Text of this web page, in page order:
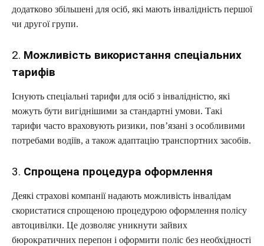
додатково збільшені для осіб, які мають інвалідність першої
чи другої групи.
2. Можливість використання спеціальних
тарифів
Існують спеціальні тарифи для осіб з інвалідністю, які
можуть бути вигіднішими за стандартні умови. Такі
тарифи часто враховують ризики, пов’язані з особливими
потребами водіїв, а також адаптацію транспортних засобів.
3. Спрощена процедура оформлення
Деякі страхові компанії надають можливість інвалідам
скористатися спрощеною процедурою оформлення полісу
автоцивілки. Це дозволяє уникнути зайвих
бюрократичних перепон і оформити поліс без необхідності